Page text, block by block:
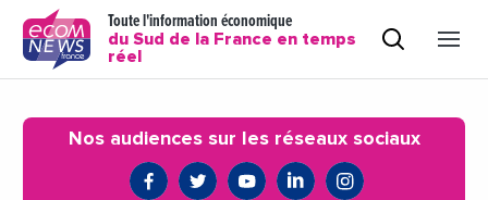
Toute l'information économique
du Sud de la France en temps
réel
Nos audiences sur les réseaux sociaux